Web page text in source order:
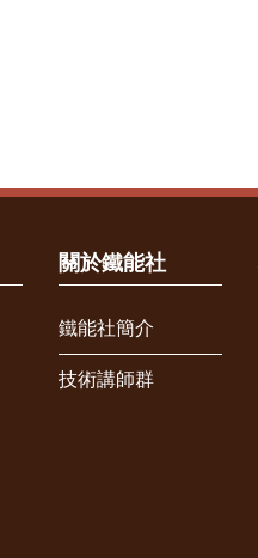
關於鐵能社
鐵能社簡介
技術講師群